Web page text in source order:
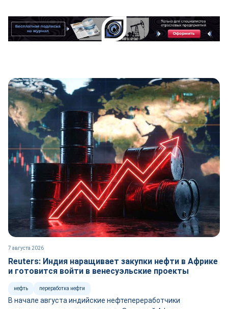
7 августа 2026
Reuters: Индия наращивает закупки нефти в Африке
и готовится войти в венесуэльские проекты
нефть переработка нефти
В начале августа индийские нефтепереработчики